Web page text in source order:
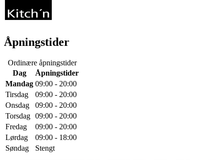
Åpningstider
Ordinære åpningstider
Dag
Åpningstider
Mandag 09:00 - 20:00
Tirsdag
09:00 - 20:00
Onsdag
09:00 - 20:00
Torsdag 09:00 - 20:00
Fredag
09:00 - 20:00
Lørdag
09:00 - 18:00
Søndag
Stengt